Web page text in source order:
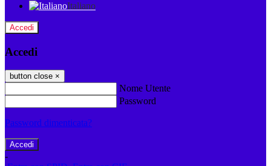
Italiano
Accedi
Accedi
button close ×
Nome Utente
Password
Password dimenticata?
-